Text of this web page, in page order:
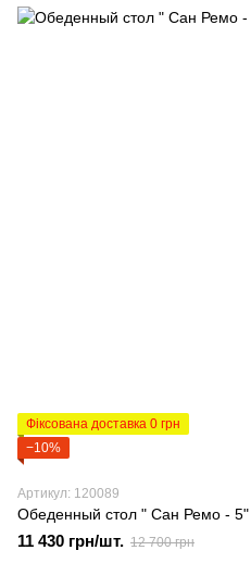
Фіксована доставка 0 грн
−10%
Артикул: 120089
Обеденный стол " Сан Ремо - 5"
11 430 грн/шт. 12 700 грн